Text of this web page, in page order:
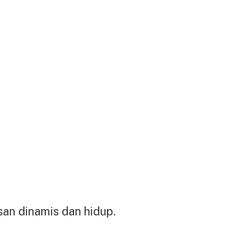
dinamis dan hidup.